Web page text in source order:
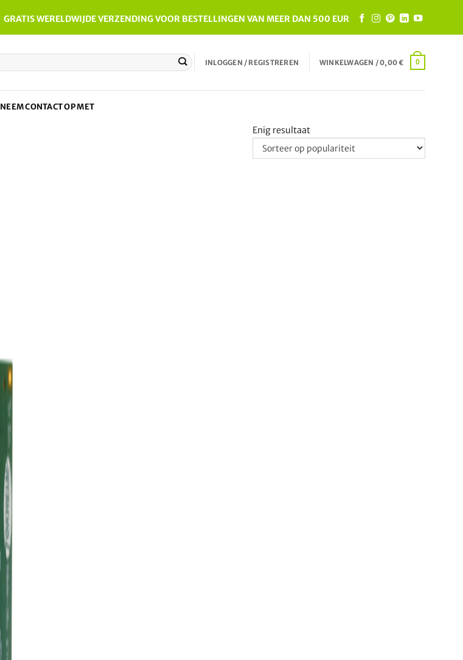
GRATIS WERELDWIJDE VERZENDING VOOR BESTELLINGEN VAN MEER DAN 500 EUR
INLOGGEN / REGISTREREN WINKELWAGEN /0,00€ 0
NEEM CONTACT OP MET
Enig resultaat